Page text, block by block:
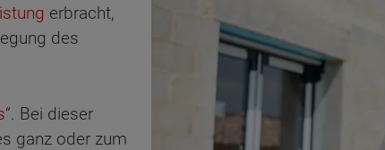
erbracht,
des
“. Bei dieser
ganz oder zum